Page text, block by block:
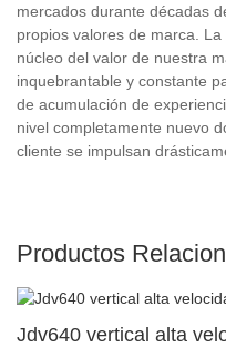
mercados durante décadas
propios valores de marca.
núcleo del valor de nuestra
inquebrantable y constante
de acumulación de
nivel completamente nuevo
cliente se impulsan
Productos
Jdv640 vertical alta